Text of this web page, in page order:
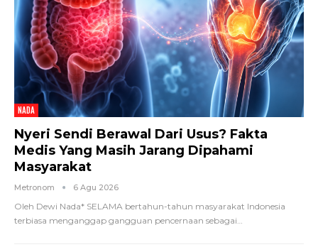
NADA
Nyeri Sendi Berawal Dari Usus? Fakta
Medis Yang Masih Jarang Dipahami
Masyarakat
Metronom 6 Agu 2026
Oleh Dewi Nada* SELAMA bertahun-tahun masyarakat Indonesia
terbiasa menganggap gangguan pencernaan sebagai